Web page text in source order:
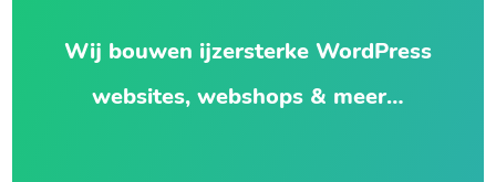
Wij bouwen ijzersterke WordPress
websites, webshops & meer…